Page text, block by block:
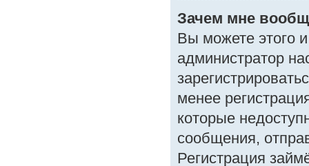
Зачем мне
Вы можете этого и
администратор
менее
которые
сообщения,
Регистрация